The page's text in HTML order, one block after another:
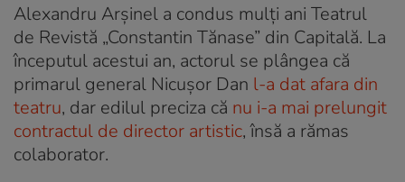
Alexandru Arșinel a condus mulți ani Teatrul
de Revistă „Constantin Tănase” din Capitală. La
începutul acestui an, actorul se plângea că
primarul general Nicușor Dan l-a dat afara din
teatru, dar edilul preciza că nu i-a mai prelungit
contractul de director artistic, însă a rămas
colaborator.